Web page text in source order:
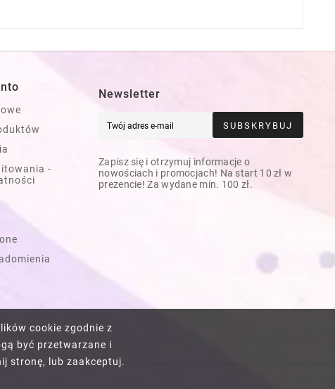
cookie zgodnie z
być przetwarzane i
stronę, lub zaakceptuj.
-
Newsletter
SUBSKRYBUJ
Zapisz się i otrzymuj informacje o
nowościach i promocjach! Na start 10 zł w
prezencie! Za wydane min. 100 zł.